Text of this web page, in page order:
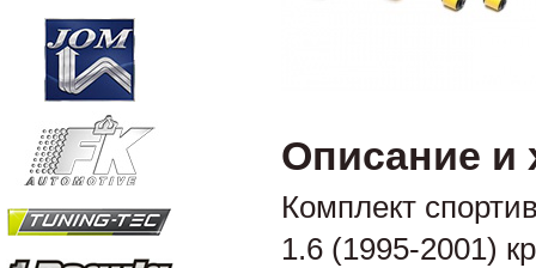
Описание и
Комплект
1.6 (1995-2001)